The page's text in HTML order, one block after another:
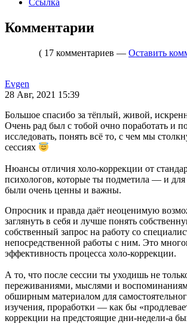
Ссылка
Комментарии
( 17 комментариев — Оставить
Evgen
28 Авг, 2021 15:39
Большое спасибо за тёплый, живой,
Очень рад был с тобой очно поработать и
исследовать, понять всё то, с чем мы
сессиях
Нюансы отличия холо-коррекции от
психологов, которые ты подметила — и для
были очень ценны и важны.
Опросник и правда даёт неоценимую
заглянуть в себя и лучше понять
собственный запрос на работу со
непосредственной работы с ним. Это
эффективность процесса холо-коррекции.
А то, что после сессии ты уходишь не
переживаниями, мыслями и
обширным материалом для
изучения, проработки — как бы
коррекции на предстоящие дни-недели-а